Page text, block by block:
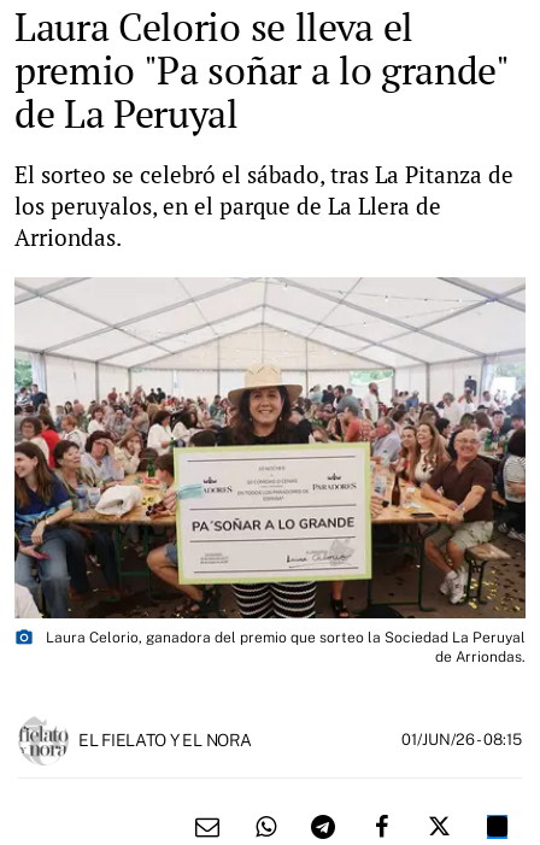
Laura Celorio se lleva el
premio "Pa soñar a lo grande"
de La Peruyal
El sorteo se celebró el sábado, tras La Pitanza de
los peruyalos, en el parque de La Llera de
Arriondas.
photo_camera
Laura Celorio, ganadora del premio que sorteo la Sociedad La Peruyal
de Arriondas.
EL FIELATO Y EL NORA 01/JUN/26- 08:15